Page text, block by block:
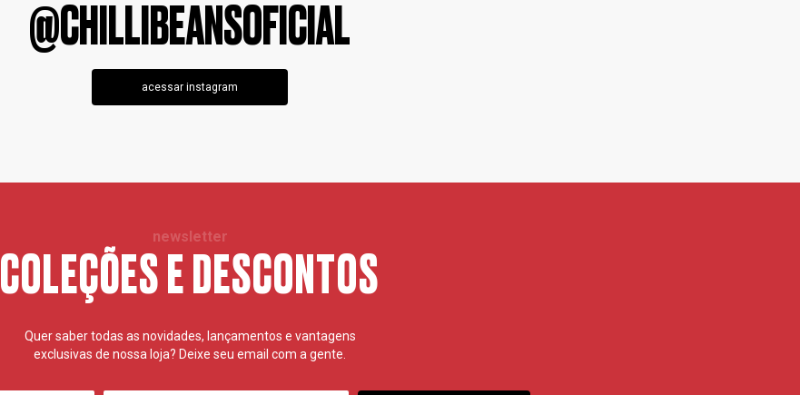
@CHILLIBEANSOFICIAL
acessar instagram
newsletter
COLEÇÕES E DESCONTOS
Quer saber todas as novidades, lançamentos e vantagens
exclusivas de nossa loja? Deixe seu email com a gente.